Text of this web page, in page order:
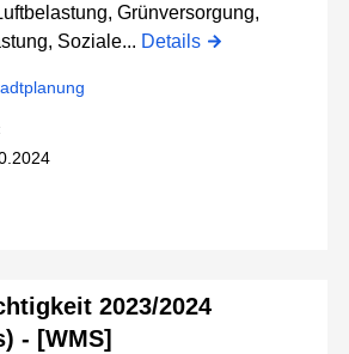
Grünversorgung,
Soziale... Details
2023/2024
- [WMS]